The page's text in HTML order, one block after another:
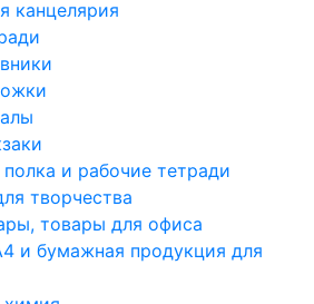
канцелярия
и рабочие тетради
творчества
товары для офиса
и бумажная продукция для